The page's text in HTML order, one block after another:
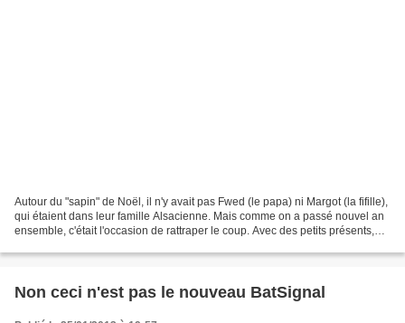
Autour du "sapin" de Noël, il n'y avait pas Fwed (le papa) ni Margot (la fifille),
qui étaient dans leur famille Alsacienne. Mais comme on a passé nouvel an
ensemble, c'était l'occasion de rattraper le coup. Avec des petits présents,
Non ceci n'est pas le nouveau BatSignal